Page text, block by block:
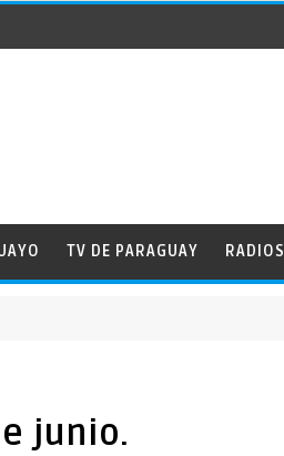
TV DE PARAGUAY
junio.